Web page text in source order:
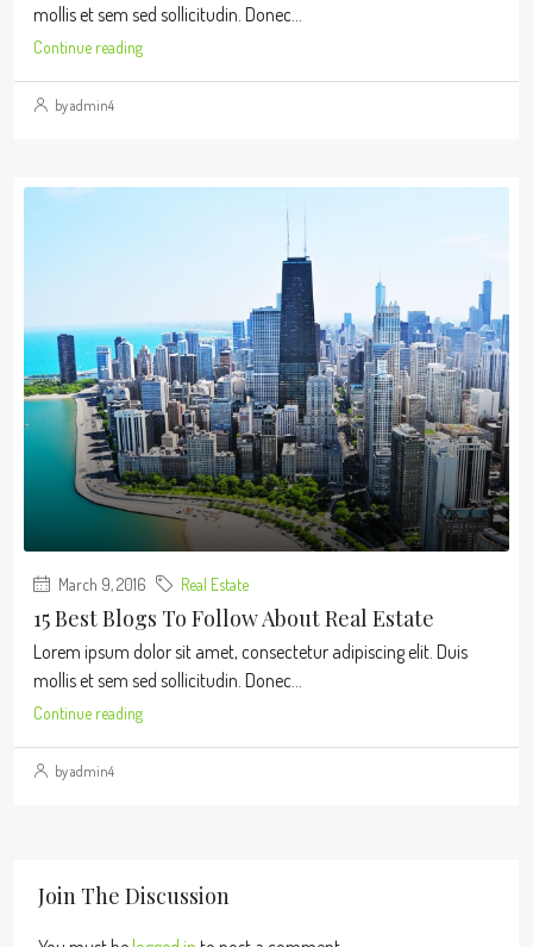
mollis et sem sed sollicitudin. Donec...
Continue reading
by admin4
March 9, 2016 Real Estate
15 Best Blogs To Follow About Real Estate
Lorem ipsum dolor sit amet, consectetur adipiscing elit. Duis
mollis et sem sed sollicitudin. Donec...
Continue reading
by admin4
Join The Discussion